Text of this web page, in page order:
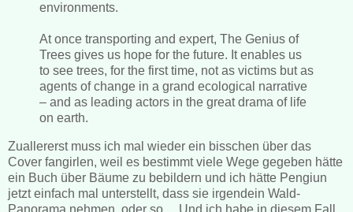
environments.
At once transporting and expert, The Genius of
Trees gives us hope for the future. It enables us
to see trees, for the first time, not as victims but as
agents of change in a grand ecological narrative
– and as leading actors in the great drama of life
on earth.
Zuallererst muss ich mal wieder ein bisschen über das
Cover fangirlen, weil es bestimmt viele Wege gegeben hätte
ein Buch über Bäume zu bebildern und ich hätte Pengiun
jetzt einfach mal unterstellt, dass sie irgendein Wald-